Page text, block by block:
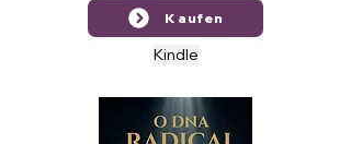
Kaufen
Kindle